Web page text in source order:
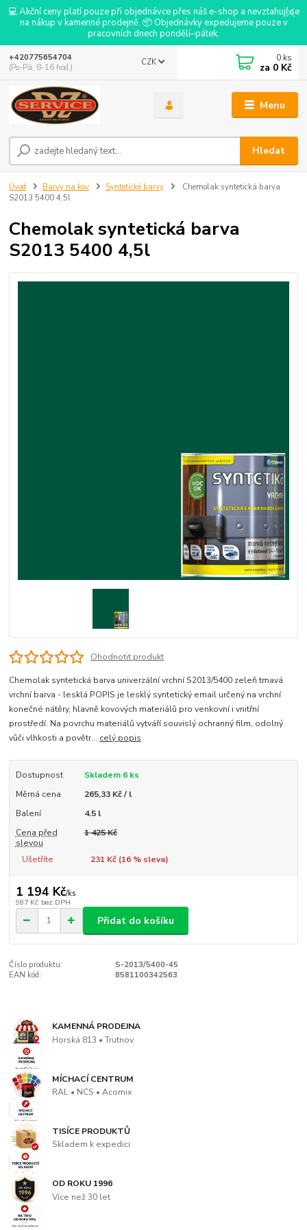
💻 Akční ceny platí pouze při objednávce přes náš e-shop a nevztahují se
na nákup v kamenné prodejně. 📦 Objednávky expedujeme pouze v
pracovních dnech pondělí–pátek.
Menu
CZK
Hledat
+420775654704
(Po-Pá, 8-16 hod.)
0 ks
za 0 Kč
Úvod Barvy na kov Syntetické barvy
Chemolak syntetická barva
S2013 5400 4,5l
Chemolak syntetická barva
S2013 5400 4,5l
Ohodnotit produkt
Chemolak syntetická barva univerzální vrchní S2013/5400 zeleň tmavá
vrchní barva - lesklá POPIS je lesklý syntetický email určený na vrchní
konečné nátěry, hlavně kovových materiálů pro venkovní i vnitřní
prostředí. Na povrchu materiálů vytváří souvislý ochranný film, odolný
vůči vlhkosti a povětr... celý popis
Dostupnost
Skladem 6 ks
Měrná cena
265,33 Kč / l
Balení
4.5 l
Cena před
slevou
1 425 Kč
Ušetříte 231 Kč (16% sleva)
1 194 Kč/ks
987 Kč bez DPH
Přidat do košíku
Číslo produktu:
S-2013/5400-45
EAN kód:
8581100342563
KAMENNÁ PRODEJNA
Horská 813 • Trutnov
MÍCHACÍ CENTRUM
RAL • NCS • Acomix
TISÍCE PRODUKTŮ
Skladem k expedici
OD ROKU 1996
Více než 30 let